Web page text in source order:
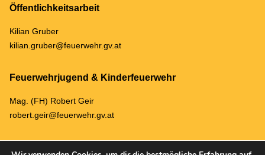
Öffentlichkeitsarbeit
Kilian Gruber
kilian.gruber@feuerwehr.gv.at
Feuerwehrjugend & Kinderfeuerwehr
Mag. (FH) Robert Geir
robert.geir@feuerwehr.gv.at